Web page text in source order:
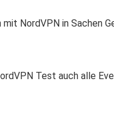
mit NordVPN in Sachen
Test auch alle